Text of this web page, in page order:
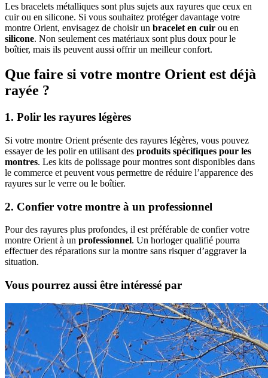
Les bracelets métalliques sont plus sujets aux rayures que ceux en
cuir ou en silicone. Si vous souhaitez protéger davantage votre
montre Orient, envisagez de choisir un bracelet en cuir ou en
silicone. Non seulement ces matériaux sont plus doux pour le
boîtier, mais ils peuvent aussi offrir un meilleur confort.
Que faire si votre montre Orient est déjà
rayée ?
1. Polir les rayures légères
Si votre montre Orient présente des rayures légères, vous pouvez
essayer de les polir en utilisant des produits spécifiques pour les
montres. Les kits de polissage pour montres sont disponibles dans
le commerce et peuvent vous permettre de réduire l’apparence des
rayures sur le verre ou le boîtier.
2. Confier votre montre à un professionnel
Pour des rayures plus profondes, il est préférable de confier votre
montre Orient à un professionnel. Un horloger qualifié pourra
effectuer des réparations sur la montre sans risquer d’aggraver la
situation.
Vous pourrez aussi être intéressé par